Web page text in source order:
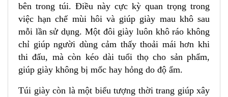
7 LÝ DO NÊN CHỌN BALODEP.SHOP :
bên trong túi. Điều này cực kỳ quan trọng trong
việc hạn chế mùi hôi và giúp giày mau khô sau
mỗi lần sử dụng. Một đôi giày luôn khô ráo không
chỉ giúp người dùng cảm thấy thoải mái hơn khi
thi đấu, mà còn kéo dài tuổi thọ cho sản phẩm,
giúp giày không bị mốc hay hỏng do độ ẩm.
Túi giày còn là một biểu tượng thời trang giúp xây